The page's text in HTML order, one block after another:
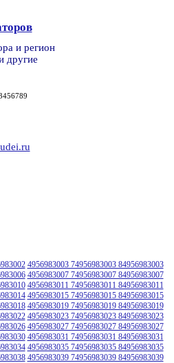
и регион
другие
4956983003 74956983003 84956983003
4956983007 74956983007 84956983007
4956983011 74956983011 84956983011
4956983015 74956983015 84956983015
4956983019 74956983019 84956983019
4956983023 74956983023 84956983023
4956983027 74956983027 84956983027
4956983031 74956983031 84956983031
4956983035 74956983035 84956983035
4956983039 74956983039 84956983039